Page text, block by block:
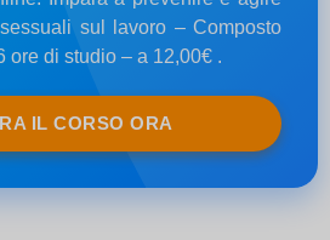
sul lavoro – Composto
ore di studio – a 12,00€ .
IL CORSO ORA